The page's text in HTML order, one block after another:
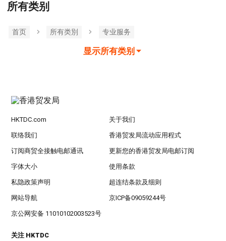
所有类别
首页 所有类別 专业服务
显示所有类别
HKTDC.com 关于我们
联络我们 香港贸发局流动应用程式
订阅商贸全接触电邮通讯 更新您的香港贸发局电邮订阅
字体大小 使用条款
私隐政策声明 超连结条款及细则
网站导航 京ICP备09059244号
京公网安备 11010102003523号
关注 HKTDC